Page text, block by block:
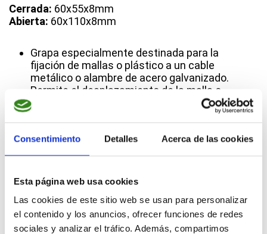
Consentimiento Detalles Acerca de las cookies
Esta página web usa cookies
Las cookies de este sitio web se usan para personalizar
el contenido y los anuncios, ofrecer funciones de redes
sociales y analizar el tráfico. Además, compartimos
Cerrada: 60x55x8mm
Abierta: 60x110x8mm
Grapa especialmente destinada para la
fijación de mallas o plástico a un cable
metálico o alambre de acero galvanizado.
Permite el desplazamiento de la malla o
plástico de forma corrediza a lo largo del
sus dientes de agarre en forma de arpón o
gancho.
EJEMPLOS DE CLIENTES